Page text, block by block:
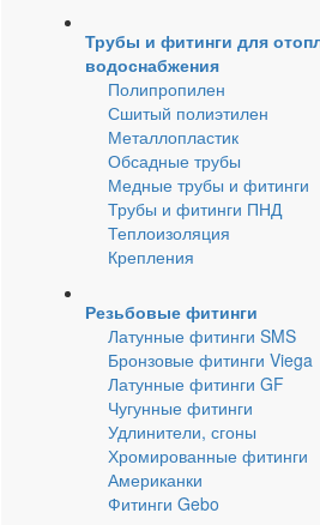
Трубы и фитинги для
водоснабжения
Полипропилен
Сшитый полиэтилен
Металлопластик
Обсадные трубы
Медные трубы и фитинги
Трубы и фитинги ПНД
Теплоизоляция
Крепления
Резьбовые фитинги
Латунные фитинги SMS
Бронзовые фитинги Viega
Латунные фитинги GF
Чугунные фитинги
Удлинители, сгоны
Хромированные фитинги
Американки
Фитинги Gebo